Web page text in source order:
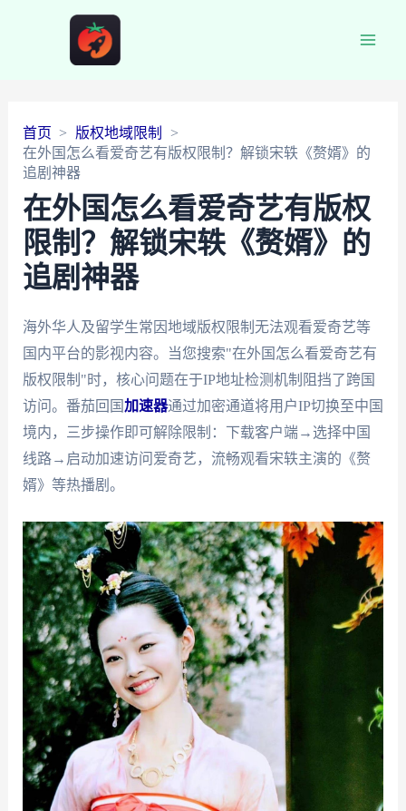
首页
版权地域限制
在外国怎么看爱奇艺有版权限制？解锁宋轶《赘婿》的
追剧神器
在外国怎么看爱奇艺有版权
限制？解锁宋轶《赘婿》的
追剧神器
海外华人及留学生常因地域版权限制无法观看爱奇艺等
国内平台的影视内容。当您搜索"在外国怎么看爱奇艺有
版权限制"时，核心问题在于IP地址检测机制阻挡了跨国
访问。番茄回国加速器通过加密通道将用户IP切换至中国
境内，三步操作即可解除限制：下载客户端→选择中国
线路→启动加速访问爱奇艺，流畅观看宋轶主演的《赘
婿》等热播剧。